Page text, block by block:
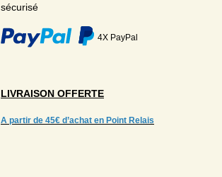
sécurisé
4X PayPal
LIVRAISON OFFERTE
A partir de 45€ d’achat en Point Relais